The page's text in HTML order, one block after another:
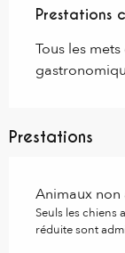
Prestations
Prestations
Tous les
Prestations
Animaux non
Seuls les chiens
réduite sont